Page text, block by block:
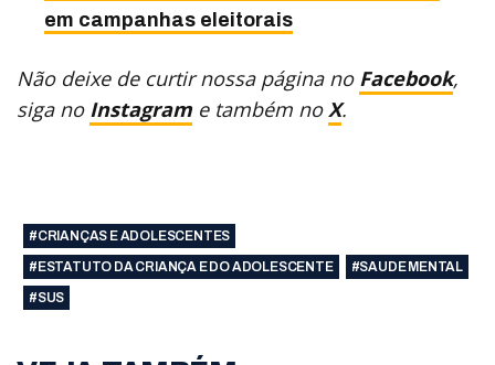
em campanhas eleitorais
Não deixe de curtir nossa página no Facebook,
siga no Instagram e também noX.
#CRIANÇAS E ADOLESCENTES
#ESTATUTO DA CRIANÇA E DO ADOLESCENTE
#SAUDE MENTAL
#SUS